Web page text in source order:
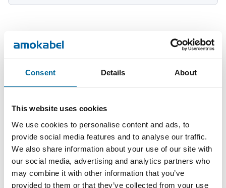
Consent Details About
This website uses cookies
We use cookies to personalise content and ads, to
provide social media features and to analyse our traffic.
We also share information about your use of our site with
our social media, advertising and analytics partners who
may combine it with other information that you’ve
provided to them or that they’ve collected from your use
FX copper wire 25-185 - FX copper wire 25-185 product
sheet.pdf